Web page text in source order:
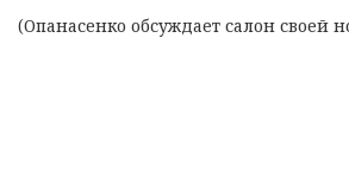
(Опанасенко обсуждает салон своей